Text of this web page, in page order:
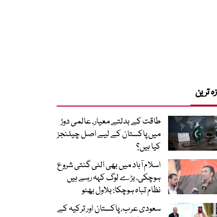
ترین
طاقت کے بدلتے معیار، عالمی دوڑ
میں پاکستان کے لیے اصل چیلنجز
کیا ہیں؟
اسلام آباد میں بھی الٹی گنتی شروع
ہوچکی، بڑے لوگ کہہ رہے ہیں
نظام تباہ ہوچکا: بلاول بھٹو
سعودی عرب، پاکستان اور ترکیہ کے